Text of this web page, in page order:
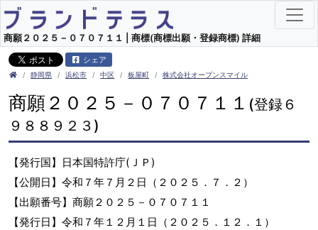
商願２０２５－０７０７１１ | 商標(商標出願・登録商標) 詳細
シェア
静岡県 浜松市 中区 板屋町 株式会社オープンスマイル
商願２０２５－０７０７１１ (登録６
９８８９２３)
【発行国】日本国特許庁(ＪＰ)
【公開日】令和７年７月２日（２０２５．７．２）
【出願番号】商願２０２５－０７０７１１
【発行日】令和７年１２月１日（２０２５．１２．１）